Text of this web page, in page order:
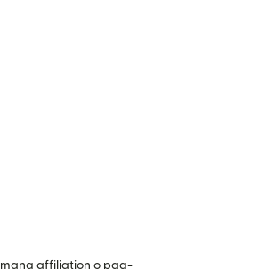
affiliation o pag-